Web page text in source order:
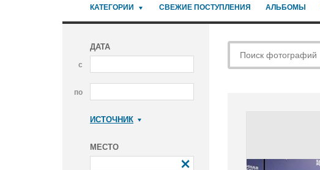
КАТЕГОРИИ СВЕЖИЕ ПОСТУПЛЕНИЯ АЛЬБОМЫ
ДАТА
с
по
ИСТОЧНИК
МЕСТО